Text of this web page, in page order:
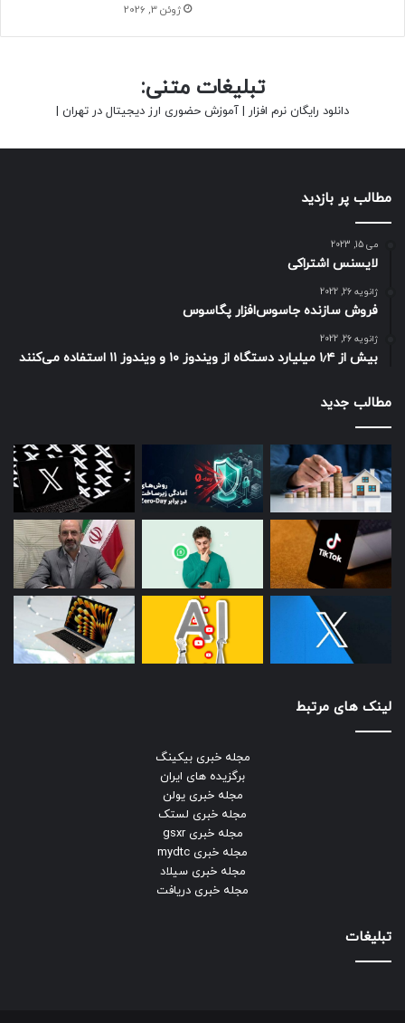
ژوئن 3, 2026
تبلیغات متنی:
دانلود رایگان نرم افزار | آموزش حضوری ارز دیجیتال در تهران |
مطالب پر بازدید
می 15, 2023
لایسنس اشتراکی
ژانویه 26, 2022
فروش سازنده جاسوس‌افزار پگاسوس
ژانویه 26, 2022
بیش از ۱٫۴ میلیارد دستگاه از ویندوز ۱۰ و ویندوز ۱۱ استفاده می‌کنند
مطالب جدید
لینک های مرتبط
مجله خبری بیکینگ
برگزیده های ایران
مجله خبری یولن
مجله خبری لستک
مجله خبری gsxr
مجله خبری mydtc
مجله خبری سیلاد
مجله خبری دریافت
تبلیغات